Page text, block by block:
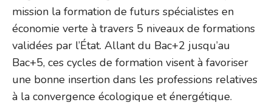
mission la formation de futurs spécialistes en
économie verte à travers 5 niveaux de formations
validées par l’État. Allant du Bac+2 jusqu’au
Bac+5, ces cycles de formation visent à favoriser
une bonne insertion dans les professions relatives
à la convergence écologique et énergétique.